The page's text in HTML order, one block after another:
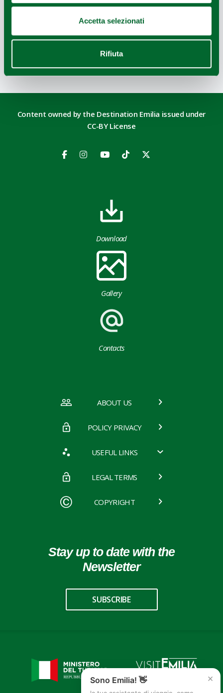
Accetta selezionati
Rifiuta
Powered byGeoapify|© OpenMapTiles
Content owned by the Destination Emilia issued under
CC-BY License
Download
Gallery
Contacts
ABOUT US
POLICY PRIVACY
USEFUL LINKS
LEGAL TERMS
COPYRIGHT
Stay up to date with the
Newsletter
SUBSCRIBE
×
Sono Emilia! 👋